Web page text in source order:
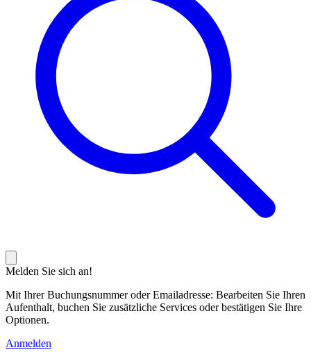
Melden Sie sich an!
Mit Ihrer Buchungsnummer oder Emailadresse: Bearbeiten Sie Ihren
Aufenthalt, buchen Sie zusätzliche Services oder bestätigen Sie Ihre
Optionen.
Anmelden